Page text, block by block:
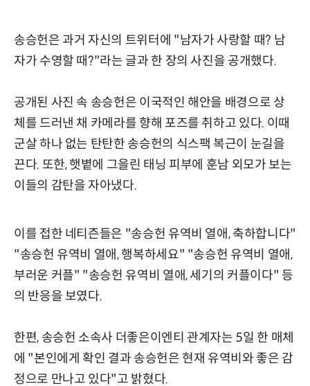
송승헌은 과거 자신의 트위터에 "남자가 사랑할 때? 남
자가 수영할 때?"라는 글과 한 장의 사진을 공개했다.
공개된 사진 속 송승헌은 이국적인 해안을 배경으로 상
체를 드러낸 채 카메라를 향해 포즈를 취하고 있다. 이때
군살 하나 없는 탄탄한 송승헌의 식스팩 복근이 눈길을
끈다. 또한, 햇볕에 그을린 태닝 피부에 훈남 외모가 보는
이들의 감탄을 자아냈다.
이를 접한 네티즌들은 "송승헌 유역비 열애, 축하합니다"
"송승헌 유역비 열애, 행복하세요" "송승헌 유역비 열애,
부러운 커플" "송승헌 유역비 열애, 세기의 커플이다" 등
의 반응을 보였다.
한편, 송승헌 소속사 더좋은이엔티 관계자는 5일 한 매체
에 "본인에게 확인 결과 송승헌은 현재 유역비와 좋은 감
정으로 만나고 있다"고 밝혔다.